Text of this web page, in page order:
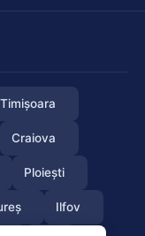
Timișoara
Craiova
Ploiești
Ilfov